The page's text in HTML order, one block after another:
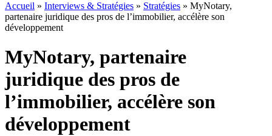
Accueil » Interviews & Stratégies » Stratégies » MyNotary,
partenaire juridique des pros de l’immobilier, accélère son
développement
MyNotary, partenaire
juridique des pros de
l’immobilier, accélère son
développement